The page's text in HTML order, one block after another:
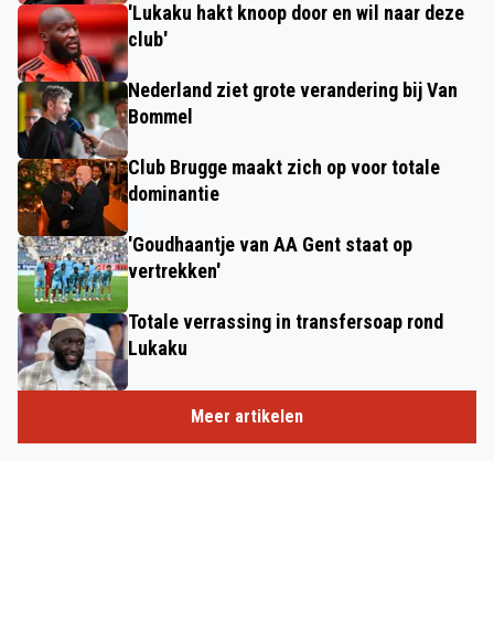
'Lukaku hakt knoop door en wil naar deze
club'
Nederland ziet grote verandering bij Van
Bommel
Club Brugge maakt zich op voor totale
dominantie
'Goudhaantje van AA Gent staat op
vertrekken'
Totale verrassing in transfersoap rond
Lukaku
Meer artikelen